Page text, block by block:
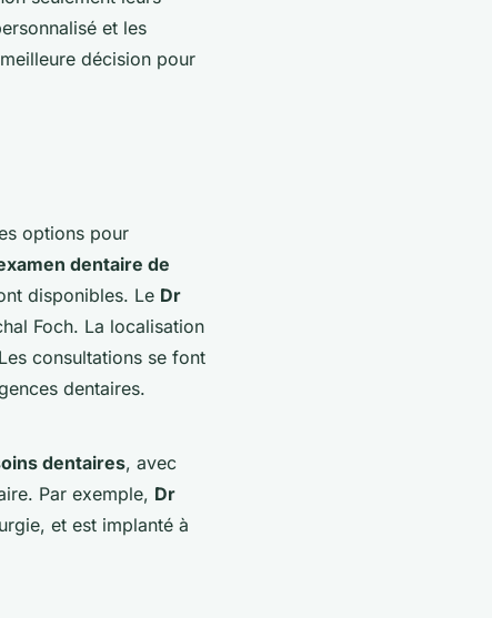
et les
décision pour
options pour
dentaire de
disponibles. Le Dr
Foch. La localisation
consultations se font
dentaires.
dentaires, avec
Par exemple, Dr
et est implanté à